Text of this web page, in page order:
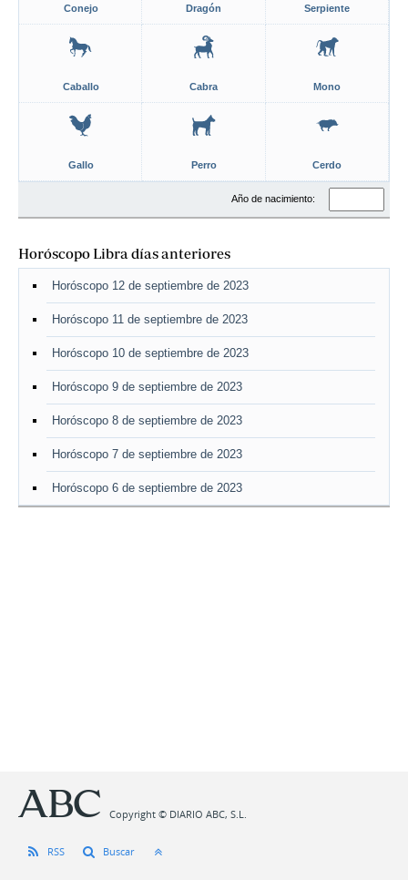
Conejo Dragón Serpiente
Caballo Cabra Mono
Gallo Perro Cerdo
Año de nacimiento:
Horóscopo Libra días anteriores
Horóscopo 12 de septiembre de 2023
Horóscopo 11 de septiembre de 2023
Horóscopo 10 de septiembre de 2023
Horóscopo 9 de septiembre de 2023
Horóscopo 8 de septiembre de 2023
Horóscopo 7 de septiembre de 2023
Horóscopo 6 de septiembre de 2023
Copyright © DIARIO ABC, S.L.
RSS Buscar